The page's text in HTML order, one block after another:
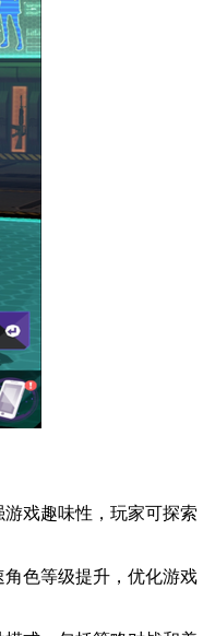
戏趣味性，玩家可探索
色等级提升，优化游戏